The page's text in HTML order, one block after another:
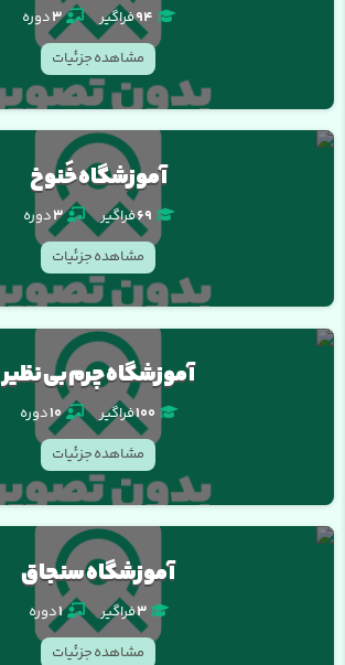
94فراگیر 3دوره
مشاهده جزئیات
آموزشگاه خَنوخ
69فراگیر 3دوره
مشاهده جزئیات
آموزشگاه چرم بی نظیر
100فراگیر 10دوره
مشاهده جزئیات
آموزشگاه سنجاق
3فراگیر 1دوره
مشاهده جزئیات